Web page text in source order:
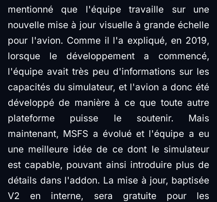
mentionné que l'équipe travaille sur une
nouvelle mise à jour visuelle à grande échelle
pour l'avion. Comme il l'a expliqué, en 2019,
lorsque le développement a commencé,
l'équipe avait très peu d'informations sur les
capacités du simulateur, et l'avion a donc été
développé de manière à ce que toute autre
plateforme puisse le soutenir. Mais
maintenant, MSFS a évolué et l'équipe a eu
une meilleure idée de ce dont le simulateur
est capable, pouvant ainsi introduire plus de
détails dans l'addon. La mise à jour, baptisée
V2 en interne, sera gratuite pour les